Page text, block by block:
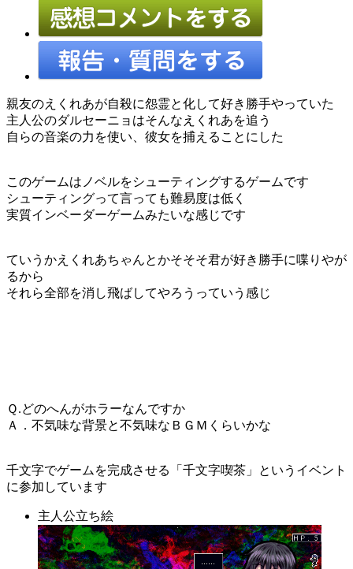
親友のえくれあが自殺に怨霊と化して好き勝手やっていた
主人公のダルセーニョはそんなえくれあを追う
自らの音楽の力を使い、彼女を捕えることにした
このゲームはノベルをシューティングするゲームです
シューティングって言っても難易度は低く
実質インベーダーゲームみたいな感じです
ていうかえくれあちゃんとかそそそ君が好き勝手に喋りやが
るから
それら全部を消し飛ばしてやろうっていう感じ
Ｑ.どのへんがホラーなんですか
Ａ．不気味な背景と不気味なＢＧＭくらいかな
千文字でゲームを完成させる「千文字喫茶」というイベント
に参加しています
主人公立ち絵